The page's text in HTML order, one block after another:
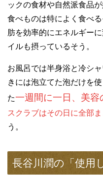
ックの食材や自然派食品
食べものは特によく食べ
肪を効率的にエネルギー
イルも摂っているそう。
お風呂では半身浴と冷シ
きには泡立てた泡だけを
た一週間に一日、美容
スクラブはその日に全部
う。
長谷川潤の「使用